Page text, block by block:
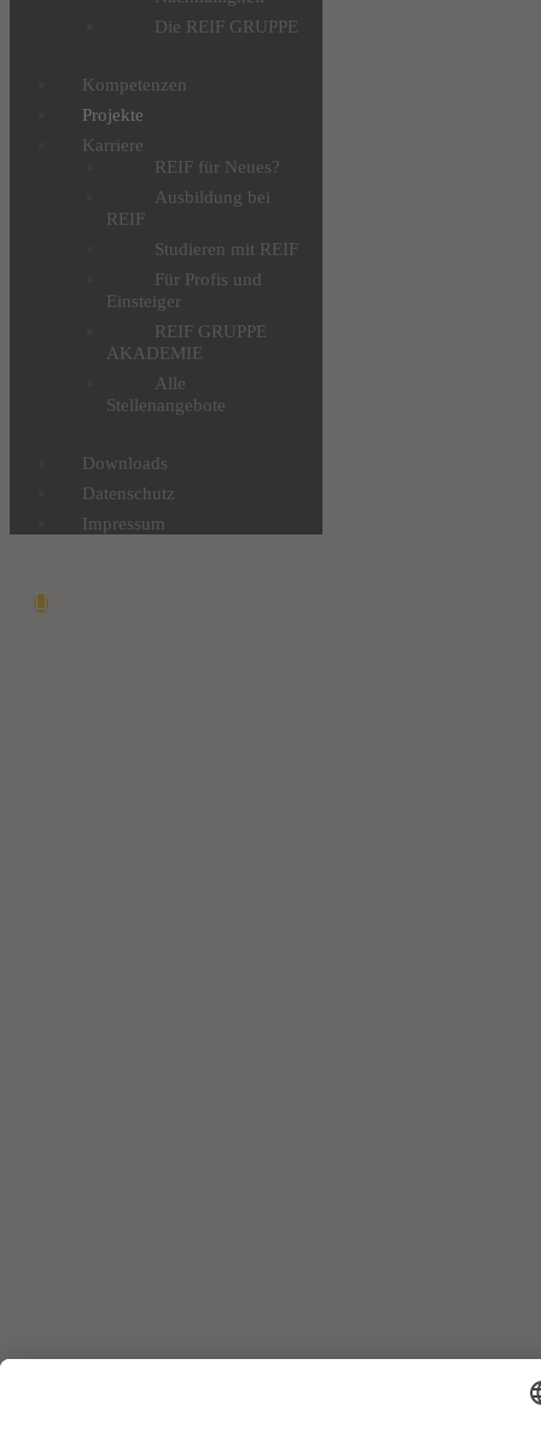
Die REIF GRUPPE
Kompetenzen
Projekte
Karriere
REIF für Neues?
Ausbildung bei
REIF
Studieren mit REIF
Für Profis und
Einsteiger
REIF GRUPPE
AKADEMIE
Alle
Stellenangebote
Downloads
Datenschutz
Impressum